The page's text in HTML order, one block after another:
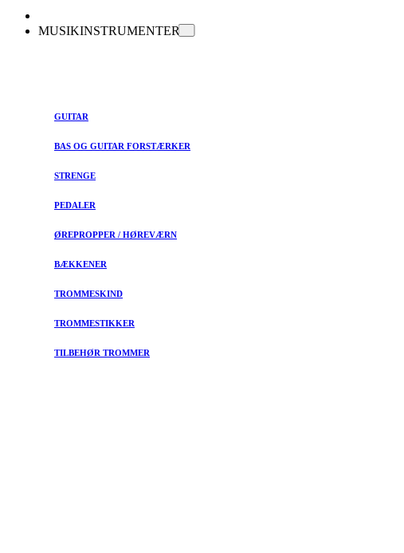
MUSIKINSTRUMENTER
GUITAR
BAS OG GUITAR FORSTÆRKER
STRENGE
PEDALER
ØREPROPPER / HØREVÆRN
BÆKKENER
TROMMESKIND
TROMMESTIKKER
TILBEHØR TROMMER